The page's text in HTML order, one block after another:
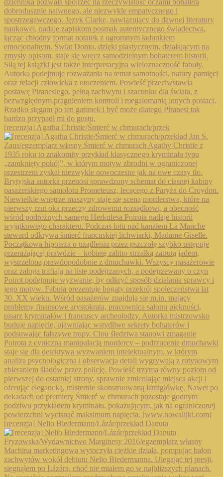
[recenzja] Agatha Christie/Śmierć w chmurach/przek
[recenzja] Nelio Biedermann/Lázár/przekład Danuta